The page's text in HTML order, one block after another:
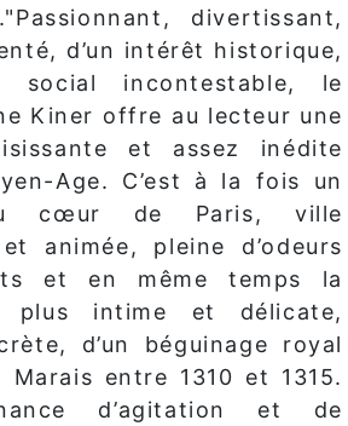
"Passionnant, divertissant,
d’un intérêt historique,
social incontestable, le
Kiner offre au lecteur une
et assez inédite
Age. C’est à la fois un
cœur de Paris, ville
animée, pleine d’odeurs
et en même temps la
plus intime et délicate,
d’un béguinage royal
entre 1310 et 1315.
d’agitation et de